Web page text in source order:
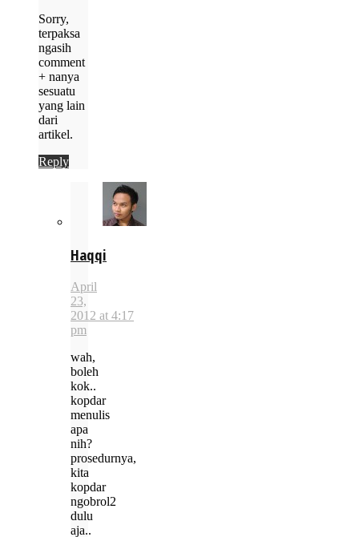
Sorry,
terpaksa
ngasih
comment
+ nanya
sesuatu
yang lain
dari
artikel.
Reply
Haqqi
April
23,
2012 at 4:17
pm
wah,
boleh
kok..
kopdar
menulis
apa
nih?
prosedurnya,
kita
kopdar
ngobrol2
dulu
aja..